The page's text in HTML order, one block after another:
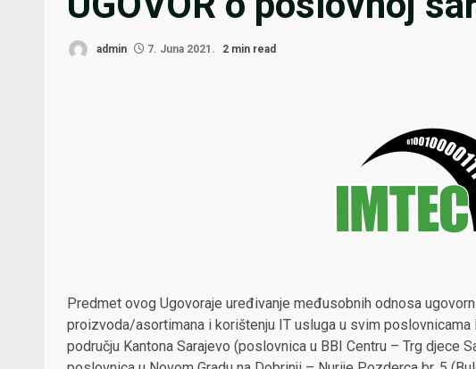
admin 7. Juna 2021. 2 min read
Predmet ovog Ugovoraje uređivanje međusobnih odnosa
proizvoda/asortimana i korištenju IT usluga u svim
području Kantona Sarajevo (poslovnica u BBI Centru – Trg djece